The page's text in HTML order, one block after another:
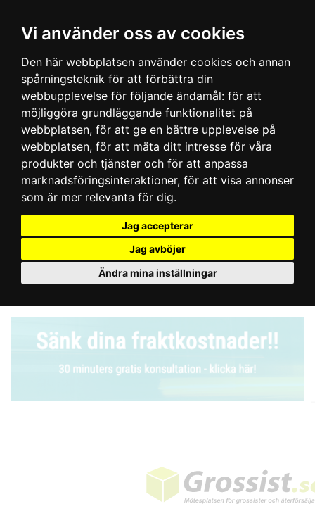
Vi använder oss av cookies
Den här webbplatsen använder cookies och annan
spårningsteknik för att förbättra din
webbupplevelse för följande ändamål: för att
möjliggöra grundläggande funktionalitet på
webbplatsen, för att ge en bättre upplevelse på
webbplatsen, för att mäta ditt intresse för våra
produkter och tjänster och för att anpassa
marknadsföringsinteraktioner, för att visa annonser
som är mer relevanta för dig.
Jag accepterar
Jag avböjer
Ändra mina inställningar